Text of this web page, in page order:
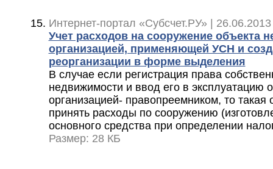
Интернет-портал «Субсчет.РУ» |
Учет расходов на сооружение объекта
организацией, применяющей УСН и
реорганизации в форме выделения
В случае если регистрация права
недвижимости и ввод его в эксплуатацию
организацией- правопреемником, то такая
принять расходы по сооружению
основного средства при определении
Размер: 28 КБ